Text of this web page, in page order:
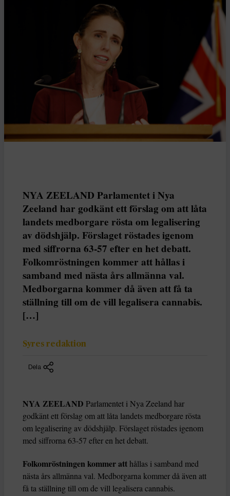
NYA ZEELAND Parlamentet i Nya
Zeeland har godkänt ett förslag om att låta
landets medborgare rösta om legalisering
av dödshjälp. Förslaget röstades igenom
med siffrorna 63-57 efter en het debatt.
Folkomröstningen kommer att hållas i
samband med nästa års allmänna val.
Medborgarna kommer då även att få ta
ställning till om de vill legalisera cannabis.
[…]
Syres redaktion
Dela
NYA ZEELAND Parlamentet i Nya Zeeland har
godkänt ett förslag om att låta landets medborgare rösta
om legalisering av dödshjälp. Förslaget röstades igenom
med siffrorna 63-57 efter en het debatt.
Folkomröstningen kommer atthållas i samband med
nästa års allmänna val. Medborgarna kommer då även att
få ta ställning till om de vill legalisera cannabis.